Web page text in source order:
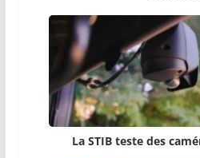
La STIB teste des